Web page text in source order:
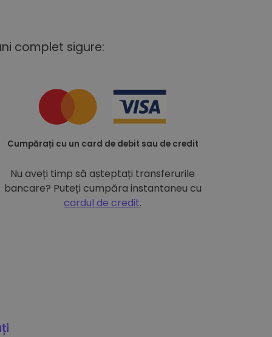
complet sigure:
Cumpărați cu un card de debit sau de credit
Nu aveți timp să așteptați transferurile
bancare? Puteți cumpăra instantaneu cu
cardul de credit.